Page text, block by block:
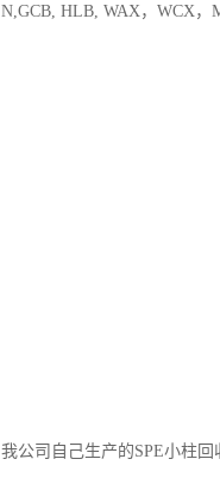
N,GCB, HLB, WAX，WCX，
我公司自己生产的SPE小柱